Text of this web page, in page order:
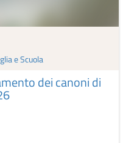
e Scuola
dei canoni di